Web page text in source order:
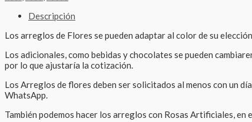
Descripción
Los arreglos de Flores se pueden adaptar al color de su
Los adicionales, como bebidas y chocolates se pueden
por lo que ajustaría la cotización.
Los Arreglos de flores deben ser solicitados al menos con un
WhatsApp.
También podemos hacer los arreglos con Rosas Artificiales,